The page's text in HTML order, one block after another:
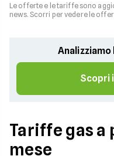
Le offerte e le tariffe sono
news. Scorri per vedere le
Scopri
Tariffe gas a
mese